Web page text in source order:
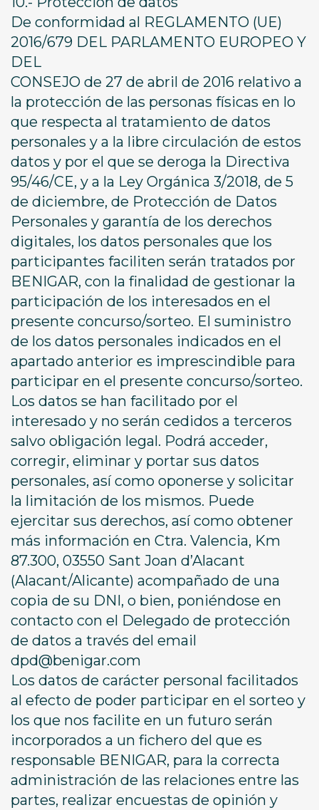
De conformidad al REGLAMENTO (UE)
2016/679 DEL PARLAMENTO EUROPEO Y
DEL
CONSEJO de 27 de abril de 2016 relativo a
la protección de las personas físicas en lo
que respecta al tratamiento de datos
personales y a la libre circulación de estos
datos y por el que se deroga la Directiva
95/46/CE, y a la Ley Orgánica 3/2018, de 5
de diciembre, de Protección de Datos
Personales y garantía de los derechos
digitales, los datos personales que los
participantes faciliten serán tratados por
BENIGAR, con la finalidad de gestionar la
participación de los interesados en el
presente concurso/sorteo. El suministro
de los datos personales indicados en el
apartado anterior es imprescindible para
participar en el presente concurso/sorteo.
Los datos se han facilitado por el
interesado y no serán cedidos a terceros
salvo obligación legal. Podrá acceder,
corregir, eliminar y portar sus datos
personales, así como oponerse y solicitar
la limitación de los mismos. Puede
ejercitar sus derechos, así como obtener
más información en Ctra. Valencia, Km
87.300, 03550 Sant Joan d’Alacant
(Alacant/Alicante) acompañado de una
copia de su DNI, o bien, poniéndose en
contacto con el Delegado de protección
de datos a través del email
dpd@benigar.com
Los datos de carácter personal facilitados
al efecto de poder participar en el sorteo y
los que nos facilite en un futuro serán
incorporados a un fichero del que es
responsable BENIGAR, para la correcta
administración de las relaciones entre las
partes, realizar encuestas de opinión y